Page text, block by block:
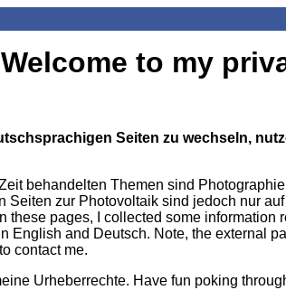
Welcome to my
Seiten zu wechseln,
behandelten Themen sind
zur Photovoltaik sind jedoch nur
these pages, I collected some information
and Deutsch. Note, the external
contact me.
Urheberrechte. Have fun poking